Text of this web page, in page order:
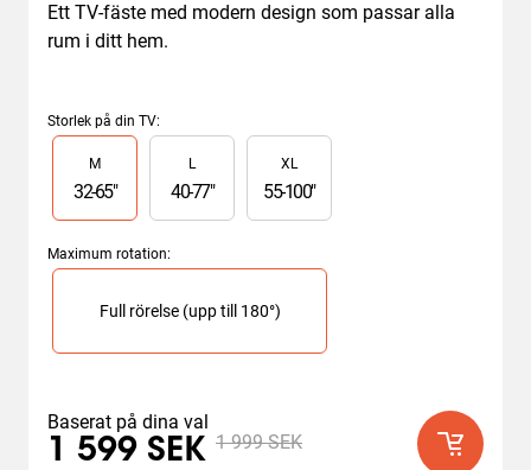
Ett TV-fäste med modern design som passar alla
rum i ditt hem.
Storlek på din TV:
Slide 1 of 3
M
32-65"
L
40-77"
XL
55-100"
Maximum rotation:
Slide 1 of 1
Full rörelse (upp till 180°)
Baserat på dina val
1 599 SEK 1 999 SEK